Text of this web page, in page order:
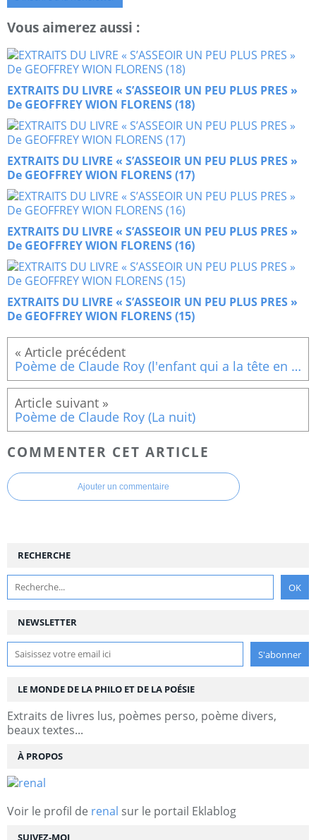
Vous aimerez aussi :
EXTRAITS DU LIVRE « S’ASSEOIR UN PEU PLUS PRES »
De GEOFFREY WION FLORENS (18)
EXTRAITS DU LIVRE « S’ASSEOIR UN PEU PLUS PRES »
De GEOFFREY WION FLORENS (17)
EXTRAITS DU LIVRE « S’ASSEOIR UN PEU PLUS PRES »
De GEOFFREY WION FLORENS (16)
EXTRAITS DU LIVRE « S’ASSEOIR UN PEU PLUS PRES »
De GEOFFREY WION FLORENS (15)
Poème de Claude Roy (l'enfant qui a la tête en l'air)
Poème de Claude Roy (La nuit)
COMMENTER CET ARTICLE
Ajouter un commentaire
NEWSLETTER
SUIVEZ-MOI
RECHERCHE
LE MONDE DE LA PHILO ET DE LA POÉSIE
Extraits de livres lus, poèmes perso, poème divers,
beaux textes...
À PROPOS
Voir le profil de renal sur le portail Eklablog